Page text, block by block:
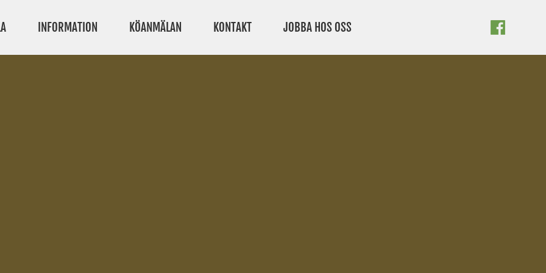
INFORMATION KÖANMÄLAN KONTAKT JOBBA HOS OSS